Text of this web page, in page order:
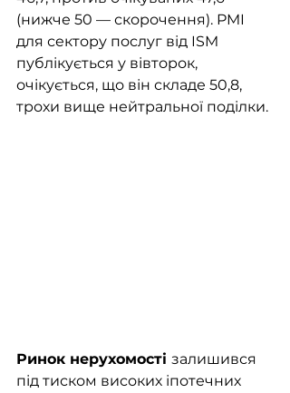
(нижче 50 — скорочення). PMI
для сектору послуг від ISM
публікується у вівторок,
очікується, що він складе 50,8,
трохи вище нейтральної поділки.
Ринок нерухомості залишився
під тиском високих іпотечних